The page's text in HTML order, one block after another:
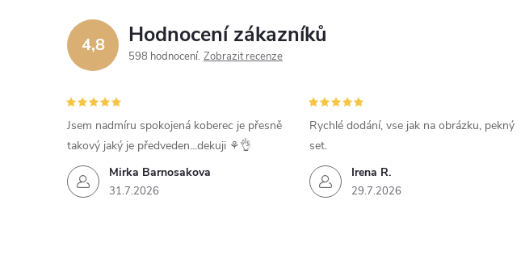
4,8 Hodnocení zákazníků
598 hodnocení Zobrazit recenze
Mirka Barnosakova
31.7.2026
Jsem nadmíru spokojená koberec je přesně
takový jaký je předveden...dekuji ⚘️👌
Irena R.
29.7.2026
Rychlé dodání, vse jak na obrázku, pekný
set.